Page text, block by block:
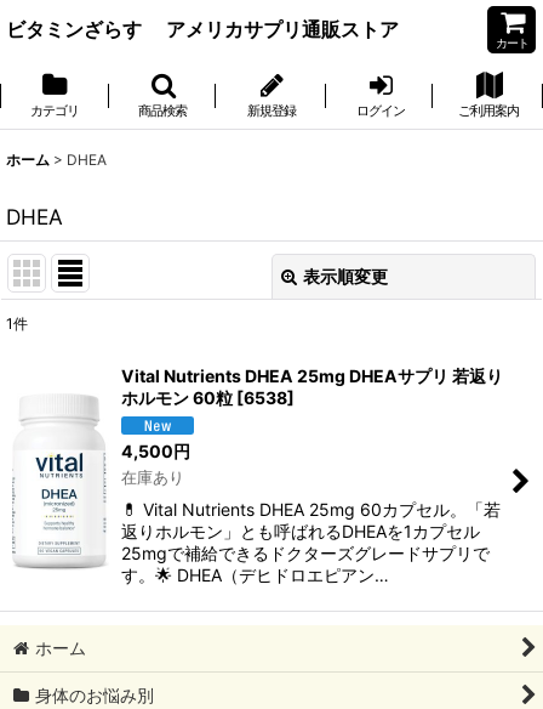
ビタミンざらす アメリカサプリ通販ストア
カート
カテゴリ 商品検索 新規登録 ログイン ご利用案内
ホーム > DHEA
DHEA
表示順変更
並び順:
1件
Vital Nutrients DHEA 25mg DHEAサプリ 若返り
ホルモン 60粒 [6538]
4,500円
在庫あり
💊 Vital Nutrients DHEA 25mg 60カプセル。「若
返りホルモン」とも呼ばれるDHEAを1カプセル
25mgで補給できるドクターズグレードサプリで
す。🌟 DHEA（デヒドロエピアン…
ホーム
身体のお悩み別